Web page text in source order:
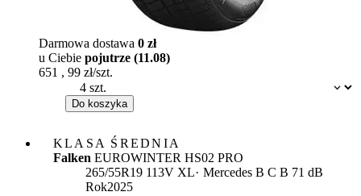
Dostępność:
Darmowa dostawa 0 zł
u Ciebie pojutrze (11.08)
651 , 99 zł/szt.
Do koszyka
KLASA ŚREDNIA
Falken EUROWINTER HS02 PRO
265/55R19 113V XL
Mercedes Etykieta:
B C B 71 dB
Rok2025